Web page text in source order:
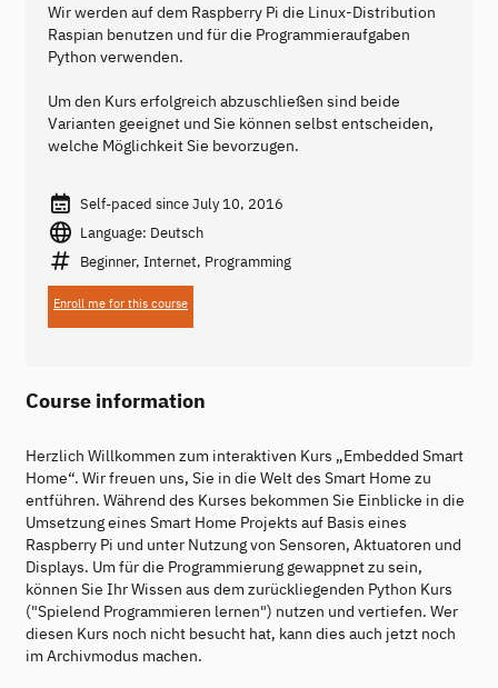
Wir werden auf dem Raspberry Pi die Linux-Distribution
Raspian benutzen und für die Programmieraufgaben
Python verwenden.
Um den Kurs erfolgreich abzuschließen sind beide
Varianten geeignet und Sie können selbst entscheiden,
welche Möglichkeit Sie bevorzugen.
Self-paced since July 10, 2016
Language: Deutsch
Beginner, Internet, Programming
Enroll me for this course
Course information
Herzlich Willkommen zum interaktiven Kurs „Embedded Smart
Home“. Wir freuen uns, Sie in die Welt des Smart Home zu
entführen. Während des Kurses bekommen Sie Einblicke in die
Umsetzung eines Smart Home Projekts auf Basis eines
Raspberry Pi und unter Nutzung von Sensoren, Aktuatoren und
Displays. Um für die Programmierung gewappnet zu sein,
können Sie Ihr Wissen aus dem zurückliegenden Python Kurs
("Spielend Programmieren lernen") nutzen und vertiefen. Wer
diesen Kurs noch nicht besucht hat, kann dies auch jetzt noch
im Archivmodus machen.